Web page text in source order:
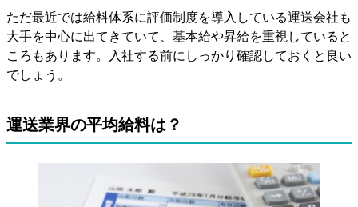
ただ最近では給料体系に評価制度を導入している運送会社も
大手を中心に出てきていて、基本給や昇給を重視していると
ころもあります。入社する前にしっかり確認しておくと良い
でしょう。
運送業界の平均給料は？